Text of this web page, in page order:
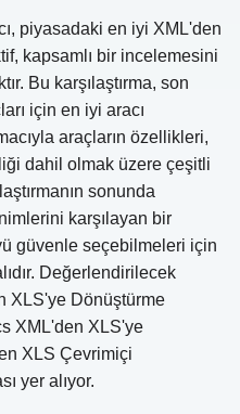
piyasadaki en iyi XML'den
kapsamlı bir incelemesini
Bu karşılaştırma, son
için en iyi aracı
araçların özellikleri,
dahil olmak üzere çeşitli
sonunda
karşılayan bir
güvenle seçebilmeleri için
Değerlendirilecek
XLS'ye Dönüştürme
XML'den XLS'ye
XLS Çevrimiçi
yer alıyor.